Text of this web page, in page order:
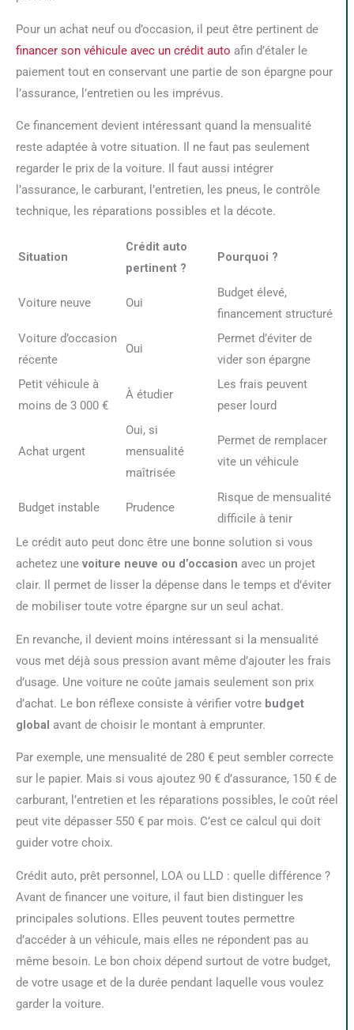
Pour un achat neuf ou d’occasion, il peut être pertinent de
financer son véhicule avec un crédit auto afin d’étaler le
paiement tout en conservant une partie de son épargne pour
l’assurance, l’entretien ou les imprévus.
Ce financement devient intéressant quand la mensualité
reste adaptée à votre situation. Il ne faut pas seulement
regarder le prix de la voiture. Il faut aussi intégrer
l’assurance, le carburant, l’entretien, les pneus, le contrôle
technique, les réparations possibles et la décote.
Situation
Crédit auto
pertinent ?
Pourquoi ?
Voiture neuve Oui
Budget élevé,
financement structuré
Voiture d’occasion
récente
Oui
Permet d’éviter de
vider son épargne
Petit véhicule à
moins de 3 000 €
À étudier
Les frais peuvent
peser lourd
Achat urgent
Oui, si
mensualité
maîtrisée
Permet de remplacer
vite un véhicule
Budget instable Prudence
Risque de mensualité
difficile à tenir
Le crédit auto peut donc être une bonne solution si vous
achetez une voiture neuve ou d’occasion avec un projet
clair. Il permet de lisser la dépense dans le temps et d’éviter
de mobiliser toute votre épargne sur un seul achat.
En revanche, il devient moins intéressant si la mensualité
vous met déjà sous pression avant même d’ajouter les frais
d’usage. Une voiture ne coûte jamais seulement son prix
d’achat. Le bon réflexe consiste à vérifier votre budget
global avant de choisir le montant à emprunter.
Par exemple, une mensualité de 280 € peut sembler correcte
sur le papier. Mais si vous ajoutez 90 € d’assurance, 150 € de
carburant, l’entretien et les réparations possibles, le coût réel
peut vite dépasser 550 € par mois. C’est ce calcul qui doit
guider votre choix.
Crédit auto, prêt personnel, LOA ou LLD : quelle différence ?
Avant de financer une voiture, il faut bien distinguer les
principales solutions. Elles peuvent toutes permettre
d’accéder à un véhicule, mais elles ne répondent pas au
même besoin. Le bon choix dépend surtout de votre budget,
de votre usage et de la durée pendant laquelle vous voulez
garder la voiture.